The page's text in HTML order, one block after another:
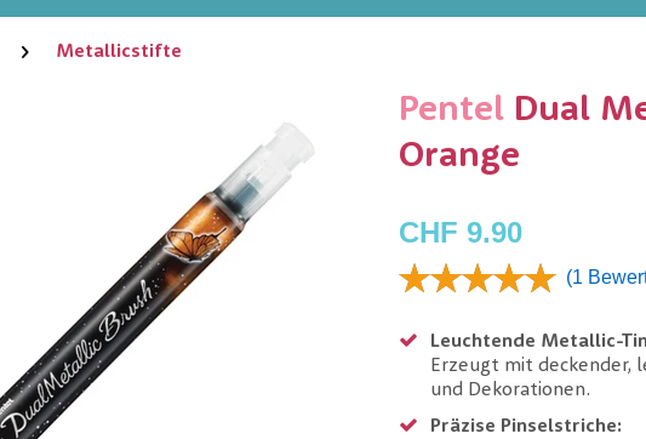
Metallicstifte
Pentel Dual
Orange
CHF 9.90
(1
Leuchtende Metallic-
Erzeugt mit deckender,
und Dekorationen.
Präzise Pinselstriche: